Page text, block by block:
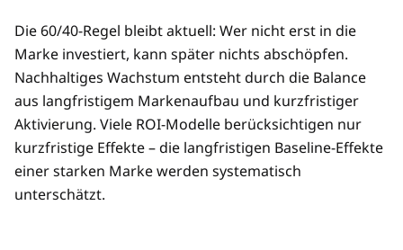
Die 60/40-Regel bleibt aktuell: Wer nicht erst in die
Marke investiert, kann später nichts abschöpfen.
Nachhaltiges Wachstum entsteht durch die Balance
aus langfristigem Markenaufbau und kurzfristiger
Aktivierung. Viele ROI-Modelle berücksichtigen nur
kurzfristige Effekte – die langfristigen Baseline-Effekte
einer starken Marke werden systematisch
unterschätzt.